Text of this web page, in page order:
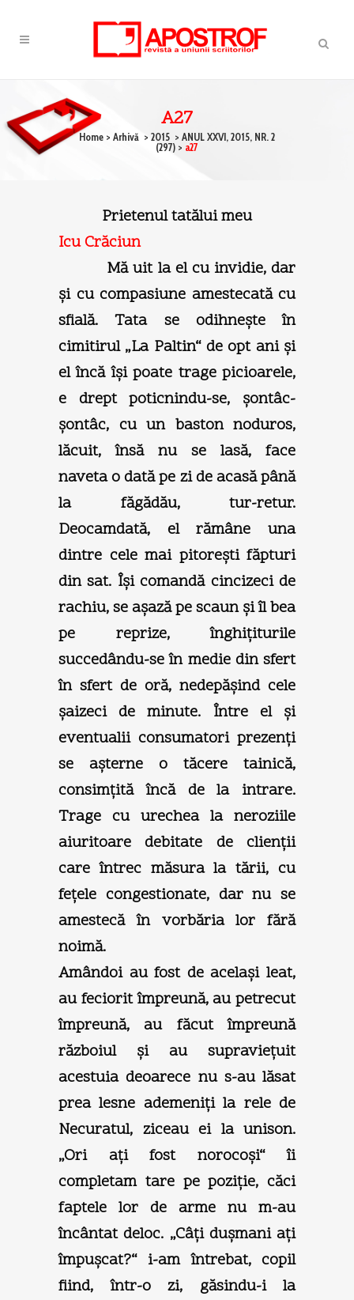
A27
Home > Arhivă > 2015 > ANUL XXVI, 2015, NR. 2
(297) > a27
Prietenul tatălui meu
Icu Crăciun
Mă uit la el cu invidie, dar
şi cu compasiune amestecată cu
sfială. Tata se odihneşte în
cimitirul „La Paltin“ de opt ani şi
el încă îşi poate trage picioarele,
e drept poticnindu-se, şontâc-
şontâc, cu un baston noduros,
lăcuit, însă nu se lasă, face
naveta o dată pe zi de acasă până
la făgădău, tur-retur.
Deocamdată, el rămâne una
dintre cele mai pitoreşti făpturi
din sat. Îşi comandă cincizeci de
rachiu, se aşază pe scaun şi îl bea
pe reprize, înghiţiturile
succedându-se în medie din sfert
în sfert de oră, nedepăşind cele
şaizeci de minute. Între el şi
eventualii consumatori prezenţi
se aşterne o tăcere tainică,
consimţită încă de la intrare.
Trage cu urechea la neroziile
aiuritoare debitate de clienţii
care întrec măsura la tării, cu
feţele congestionate, dar nu se
amestecă în vorbăria lor fără
noimă.
Amândoi au fost de acelaşi leat,
au feciorit împreună, au petrecut
împreună, au făcut împreună
războiul şi au supravieţuit
acestuia deoarece nu s-au lăsat
prea lesne ademeniţi la rele de
Necuratul, ziceau ei la unison.
„Ori aţi fost norocoşi“ îi
completam tare pe poziţie, căci
faptele lor de arme nu m-au
încântat deloc. „Câţi duşmani aţi
împuşcat?“ i-am întrebat, copil
fiind, într-o zi, găsindu-i la